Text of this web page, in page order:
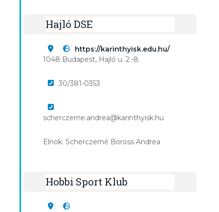
Hajló DSE
https://karinthyisk.edu.hu/
1048 Budapest, Hajló u. 2.-8.
30/381-0353
scherczerne.andrea@karinthyisk.hu
Elnök: Scherczerné Boross Andrea
Hobbi Sport Klub